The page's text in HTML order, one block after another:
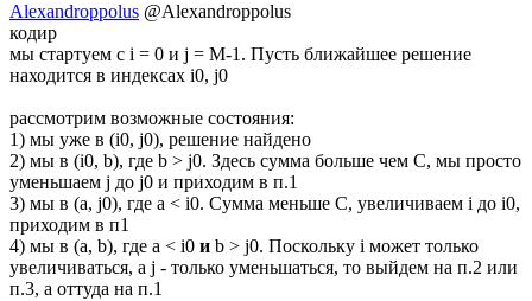
Alexandroppolus @Alexandroppolus
кодир
мы стартуем с i = 0 и j = M-1. Пусть ближайшее решение
находится в индексах i0, j0
рассмотрим возможные состояния:
1) мы уже в (i0, j0), решение найдено
2) мы в (i0, b), где b > j0. Здесь сумма больше чем С, мы просто
уменьшаем j до j0 и приходим в п.1
3) мы в (a, j0), где a < i0. Сумма меньше С, увеличиваем i до i0,
приходим в п1
4) мы в (a, b), где a < i0 и b > j0. Поскольку i может только
увеличиваться, а j - только уменьшаться, то выйдем на п.2 или
п.3, а оттуда на п.1